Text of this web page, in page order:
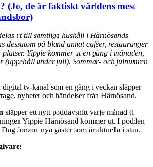
(Jo, de är faktiskt världens mest
ut till samtliga hushåll i Härnösands
dessutom på bland annat caféer, restauranger
Yippie kommer ut en gång i månaden,
(uppehåll under juli). Sommar- och julnumren
digital tv-kanal som en gång i veckan släpper
nyheter och händelser från Härnösand.
släpper ett nytt poddavsnitt varje månad (i
Yippie Härnösand kommer ut. I podden
Jonzon nya gäster som är aktuella i stan.